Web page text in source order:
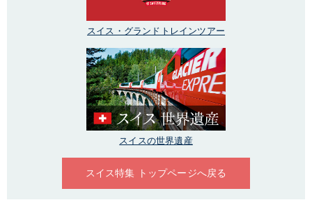
スイス・グランドトレインツアー
スイスの世界遺産
スイス特集 トップページへ戻る